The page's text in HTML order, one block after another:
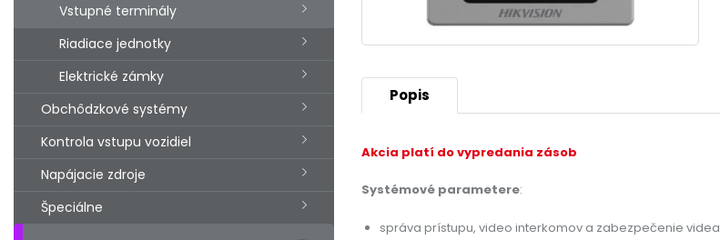
Vstupné terminály
Riadiace jednotky
Elektrické zámky
Obchôdzkové systémy
Kontrola vstupu vozidiel
Napájacie zdroje
Špeciálne
Popis
Akcia platí do vypredania zásob
Systémové parametere:
správa prístupu, video interkomov a zabezpečenie